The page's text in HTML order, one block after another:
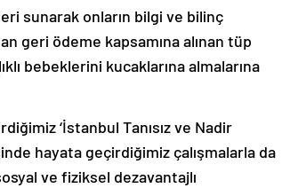
sunarak onların bilgi ve bilinç
geri ödeme kapsamına alınan tüp
bebeklerini kucaklarına almalarına
‘İstanbul Tanısız ve Nadir
hayata geçirdiğimiz çalışmalarla da
ve fiziksel dezavantajlı